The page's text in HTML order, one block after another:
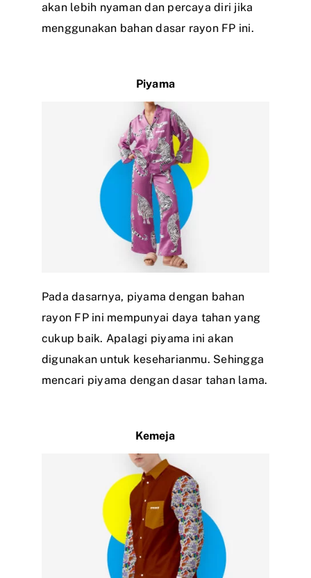
akan lebih nyaman dan percaya diri jika
menggunakan bahan dasar rayon FP ini.
Piyama
Pada dasarnya, piyama dengan bahan
rayon FP ini mempunyai daya tahan yang
cukup baik. Apalagi piyama ini akan
digunakan untuk keseharianmu. Sehingga
mencari piyama dengan dasar tahan lama.
Kemeja